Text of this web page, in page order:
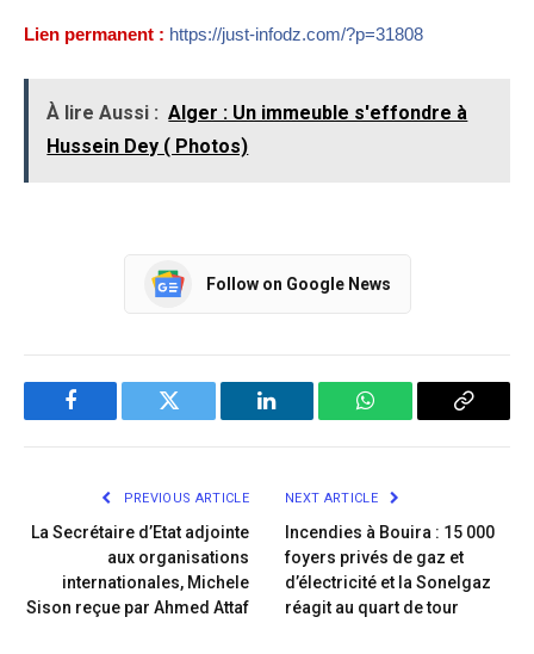
Lien permanent : https://just-infodz.com/?p=31808
À lire Aussi : Alger : Un immeuble s'effondre à
Hussein Dey ( Photos)
Follow on Google News
Facebook Twitter LinkedIn WhatsApp Copy
PREVIOUS ARTICLE
La Secrétaire d’Etat adjointe
aux organisations
internationales, Michele
Sison reçue par Ahmed Attaf
NEXT ARTICLE
Incendies à Bouira : 15 000
foyers privés de gaz et
d’électricité et la Sonelgaz
réagit au quart de tour